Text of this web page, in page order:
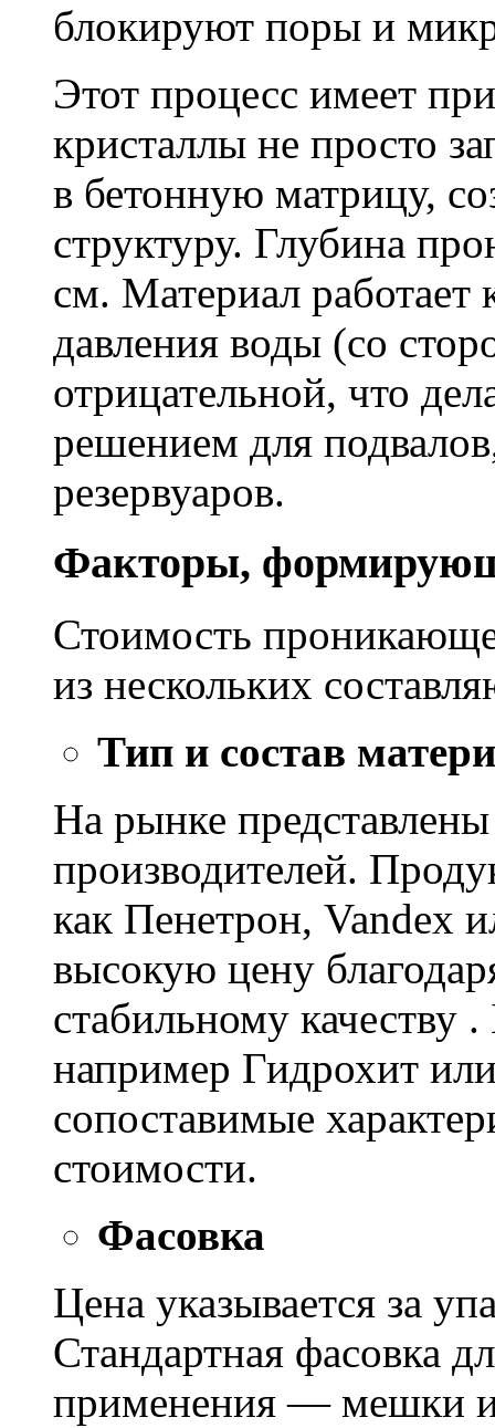
блокируют поры и
Этот процесс имеет
кристаллы не просто
в бетонную матрицу,
структуру. Глубина
см. Материал работает
давления воды (со
отрицательной, что
решением для
резервуаров.
Факторы,
Стоимость
из нескольких
Тип и состав
На рынке
производителей.
как Пенетрон, Vandex
высокую цену
стабильному качеству
например Гидрохит
сопоставимые
стоимости.
Фасовка
Цена указывается за
Стандартная фасовка
применения — мешки